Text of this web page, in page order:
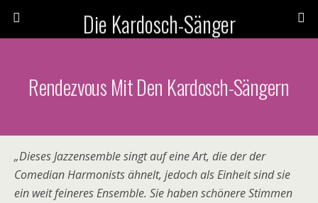
Die Kardosch-Sänger
Rendezvous Mit Den Kardosch-Sängern
„Dieses Jazzensemble singt auf eine Art, die der der
Comedian Harmonists ähnelt, jedoch als Einheit sind sie
ein weit feineres Ensemble. Sie haben schönere Stimmen